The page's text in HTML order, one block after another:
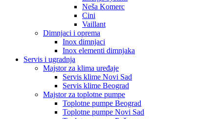
Neša Komerc
Cini
Vaillant
Dimnjaci i oprema
Inox dimnjaci
Inox elementi dimnjaka
Servis i ugradnja
Majstor za klima uređaje
Servis klime Novi Sad
Servis klime Beograd
Majstor za toplotne pumpe
Toplotne pumpe Beograd
Toplotne pumpe Novi Sad